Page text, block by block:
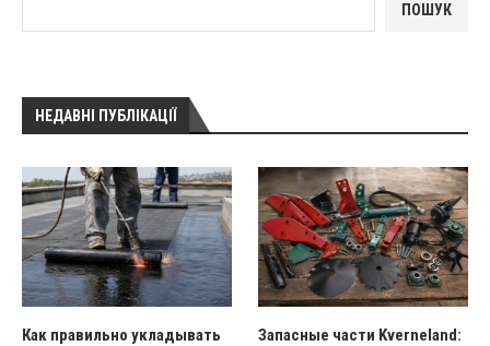
ПОШУК
НЕДАВНІ ПУБЛІКАЦІЇ
Как правильно укладывать
Запасные части Kverneland: